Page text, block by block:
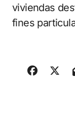
viviendas
fines